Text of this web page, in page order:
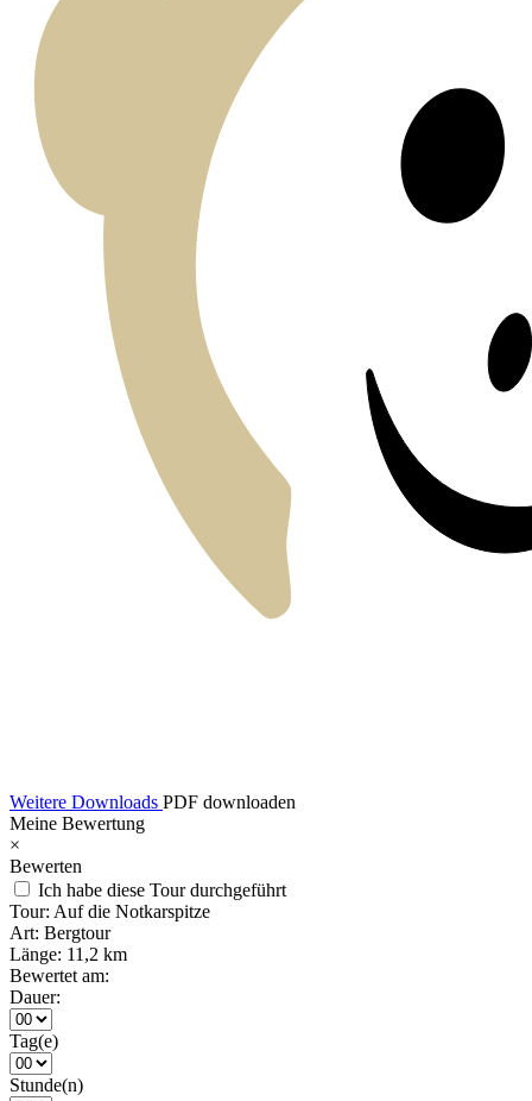
Weitere Downloads PDF downloaden
Meine Bewertung
×
Bewerten
Ich habe diese Tour durchgeführt
Tour: Auf die Notkarspitze
Art: Bergtour
Länge: 11,2 km
Bewertet am:
Dauer:
Tag(e)
Stunde(n)